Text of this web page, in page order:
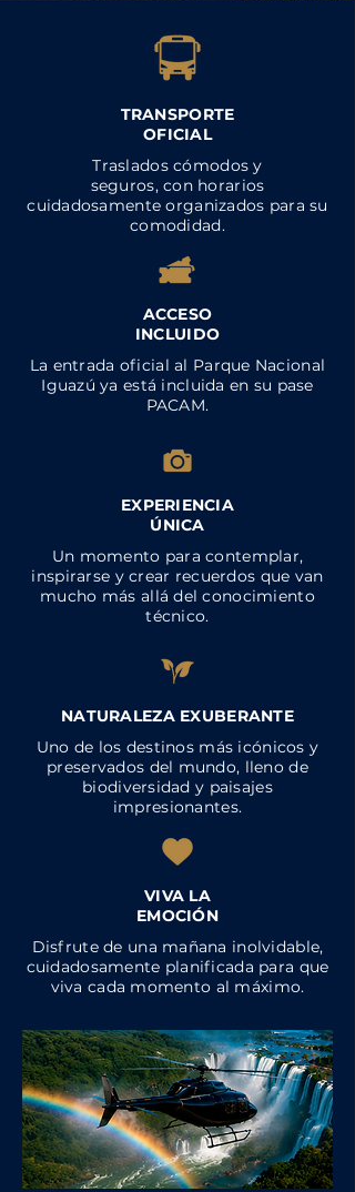
TRANSPORTE
OFICIAL
Traslados cómodos y
seguros, con horarios
cuidadosamente organizados para su
comodidad.
ACCESO
INCLUIDO
La entrada oficial al Parque Nacional
Iguazú ya está incluida en su pase
PACAM.
EXPERIENCIA
ÚNICA
Un momento para contemplar,
inspirarse y crear recuerdos que van
mucho más allá del conocimiento
técnico.
NATURALEZA EXUBERANTE
Uno de los destinos más icónicos y
preservados del mundo, lleno de
biodiversidad y paisajes
impresionantes.
VIVA LA
EMOCIÓN
Disfrute de una mañana inolvidable,
cuidadosamente planificada para que
viva cada momento al máximo.